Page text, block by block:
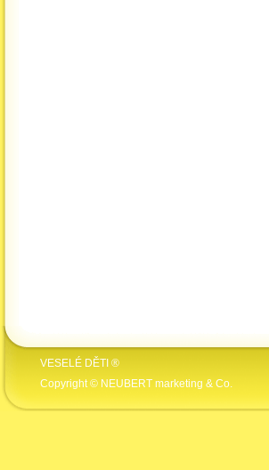
VESELÉ DĚTI ®
Copyright © NEUBERT marketing & Co.